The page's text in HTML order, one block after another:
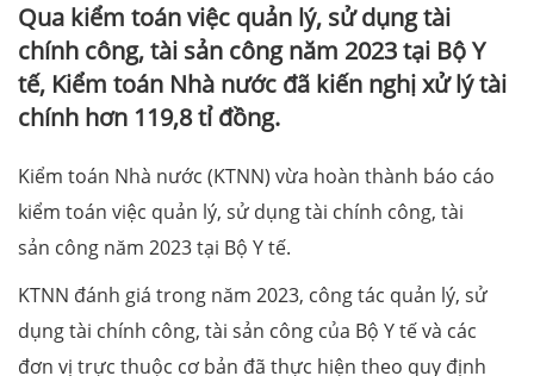
Qua kiểm toán việc quản lý, sử dụng tài
chính công, tài sản công năm 2023 tại Bộ Y
tế, Kiểm toán Nhà nước đã kiến nghị xử lý tài
chính hơn 119,8 tỉ đồng.
Kiểm toán Nhà nước (KTNN) vừa hoàn thành báo cáo
kiểm toán việc quản lý, sử dụng tài chính công, tài
sản công năm 2023 tại Bộ Y tế.
KTNN đánh giá trong năm 2023, công tác quản lý, sử
dụng tài chính công, tài sản công của Bộ Y tế và các
đơn vị trực thuộc cơ bản đã thực hiện theo quy định